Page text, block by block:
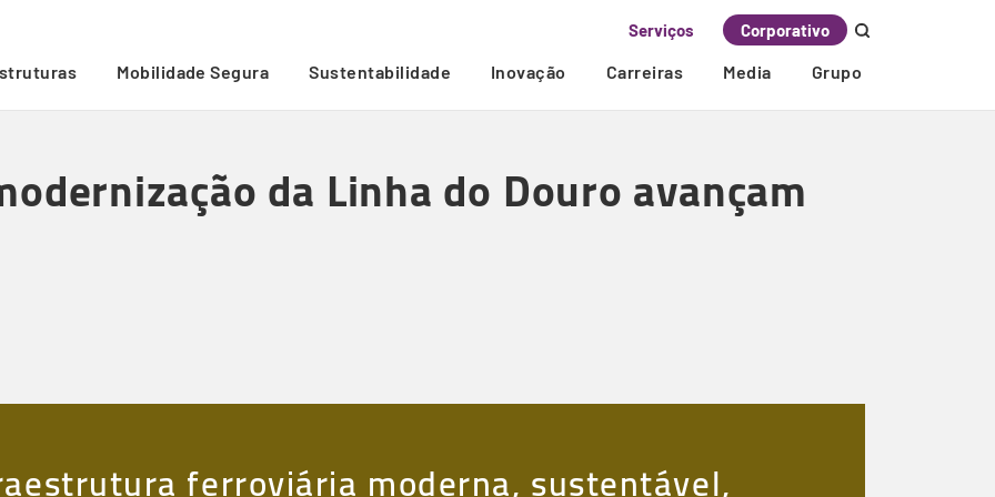
Serviços Corporativo
Mobilidade Segura Sustentabilidade Inovação Carreiras Media Grupo
avançam
da Linha do Douro avançam
ferroviária moderna, sustentável,